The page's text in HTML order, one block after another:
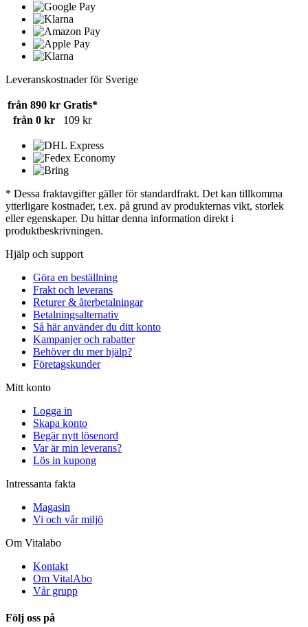
Leveranskostnader för Sverige
från 890 kr Gratis*
från 0 kr
109 kr
* Dessa fraktavgifter gäller för standardfrakt. Det kan tillkomma
ytterligare kostnader, t.ex. på grund av produkternas vikt, storlek
eller egenskaper. Du hittar denna information direkt i
produktbeskrivningen.
Hjälp och support
Göra en beställning
Frakt och leverans
Returer & återbetalningar
Betalningsalternativ
Så här använder du ditt konto
Kampanjer och rabatter
Behöver du mer hjälp?
Företagskunder
Mitt konto
Logga in
Skapa konto
Begär nytt lösenord
Var är min leverans?
Lös in kupong
Intressanta fakta
Magasin
Vi och vår miljö
Om Vitalabo
Kontakt
Om VitalAbo
Vår grupp
Följ oss på